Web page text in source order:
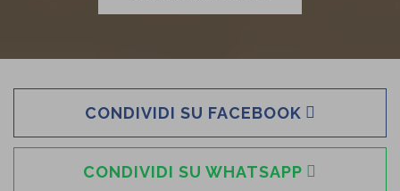
CONDIVIDI SU FACEBOOK
CONDIVIDI SU WHATSAPP